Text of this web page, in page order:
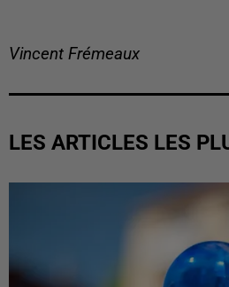
Vincent Frémeaux
LES ARTICLES LES